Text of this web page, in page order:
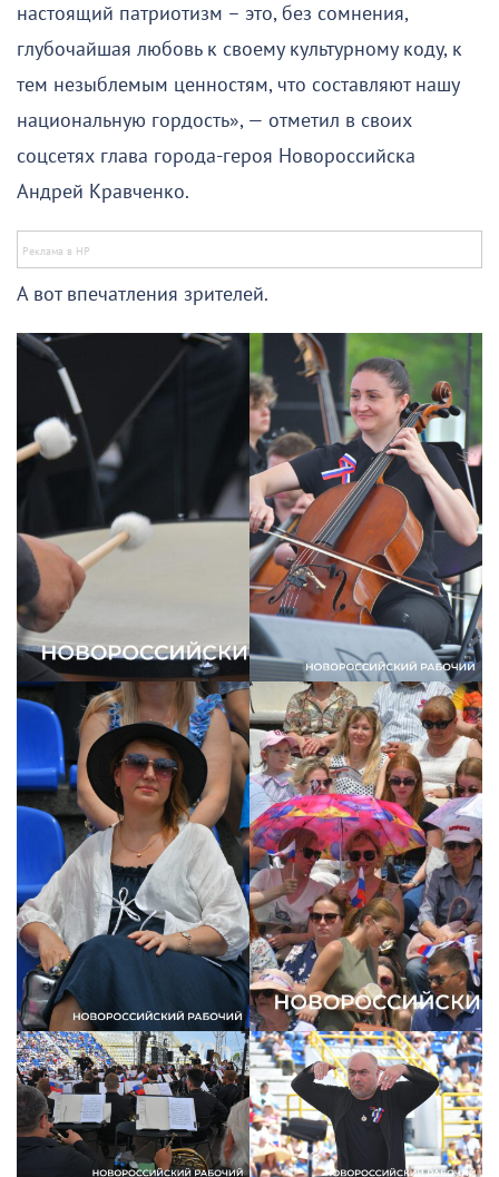
настоящий патриотизм – это, без сомнения,
глубочайшая любовь к своему культурному коду, к
тем незыблемым ценностям, что составляют нашу
национальную гордость», — отметил в своих
соцсетях глава города-героя Новороссийска
Андрей Кравченко.
А вот впечатления зрителей.